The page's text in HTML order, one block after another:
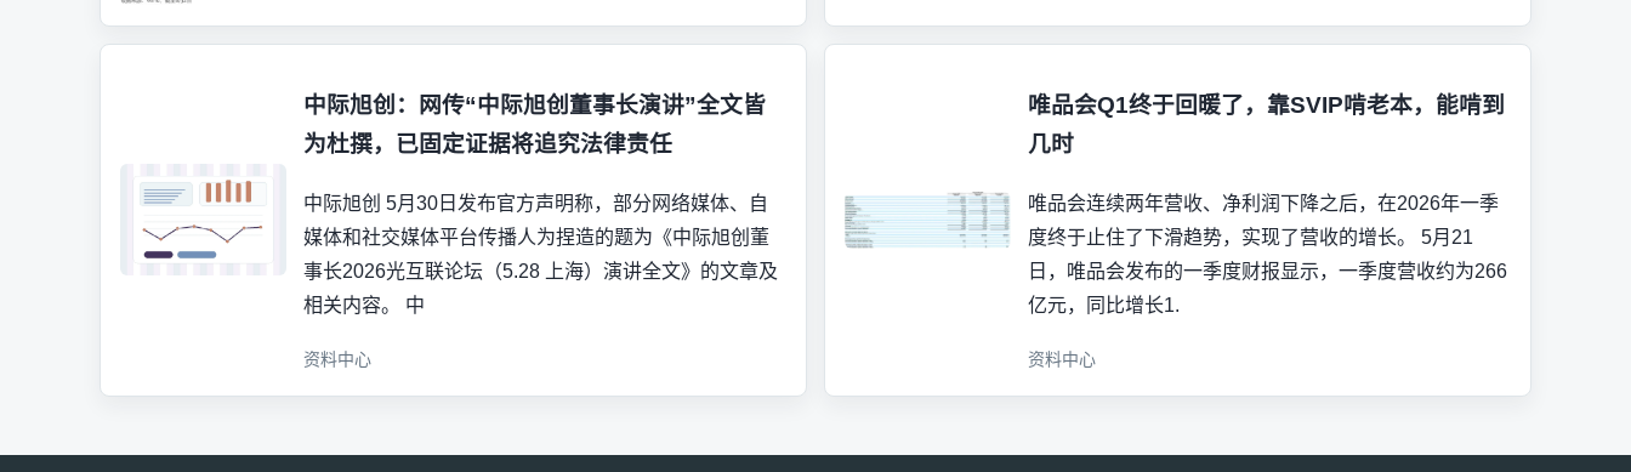
中际旭创：网传“中际旭创董事长演讲”全文皆
为杜撰，已固定证据将追究法律责任
中际旭创 5月30日发布官方声明称，部分网络媒体、自
媒体和社交媒体平台传播人为捏造的题为《中际旭创董
事长2026光互联论坛（5.28 上海）演讲全文》的文章及
相关内容。 中
资料中心
唯品会Q1终于回暖了，靠SVIP啃老本，能啃到
几时
唯品会连续两年营收、净利润下降之后，在2026年一季
度终于止住了下滑趋势，实现了营收的增长。 5月21
日，唯品会发布的一季度财报显示，一季度营收约为266
亿元，同比增长1.
资料中心